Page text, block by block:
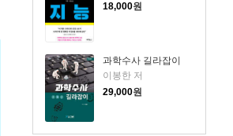
18,000원
과학수사 길라잡이
이봉한 저
29,000원